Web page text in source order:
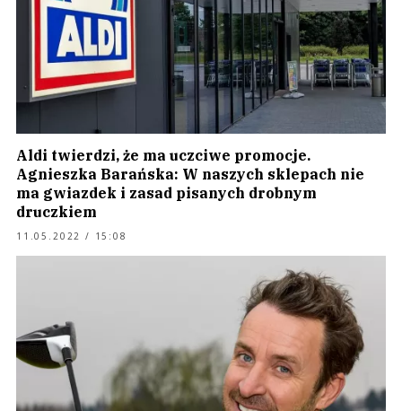
Aldi twierdzi, że ma uczciwe promocje.
Agnieszka Barańska: W naszych sklepach nie
ma gwiazdek i zasad pisanych drobnym
druczkiem
11.05.2022 / 15:08